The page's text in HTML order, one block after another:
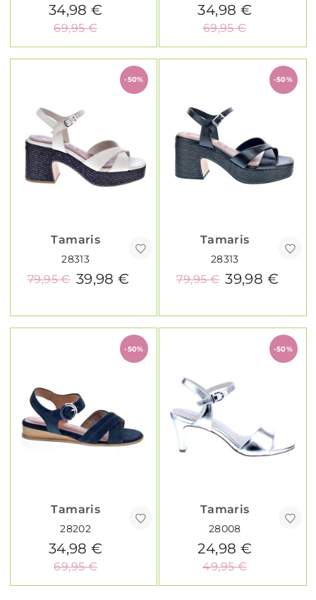
34,98 €
69,95 €
34,98 €
69,95 €
-50%
Tamaris
28313
39,98 €
79,95 €
-50%
Tamaris
28313
39,98 €
79,95 €
-50%
Tamaris
28202
34,98 €
69,95 €
-50%
Tamaris
28008
24,98 €
49,95 €